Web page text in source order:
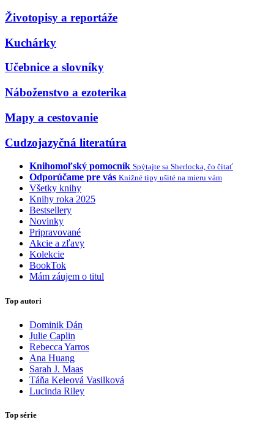
Životopisy a reportáže
Kuchárky
Učebnice a slovníky
Náboženstvo a ezoterika
Mapy a cestovanie
Cudzojazyčná literatúra
Knihomoľský pomocník Spýtajte sa Sherlocka, čo čítať
Odporúčame pre vás Knižné tipy ušité na mieru vám
Všetky knihy
Knihy roka 2025
Bestsellery
Novinky
Pripravované
Akcie a zľavy
Kolekcie
BookTok
Mám záujem o titul
Top autori
Dominik Dán
Julie Caplin
Rebecca Yarros
Ana Huang
Sarah J. Maas
Táňa Keleová Vasilková
Lucinda Riley
Top série